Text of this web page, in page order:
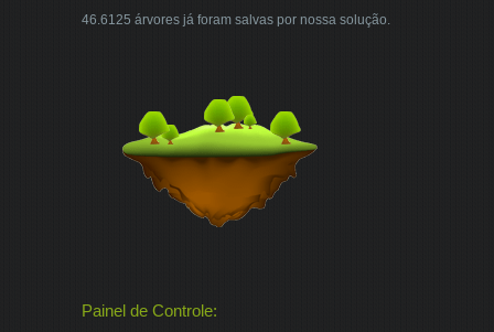
46.6125 árvores já foram salvas por nossa solução.
Painel de Controle: